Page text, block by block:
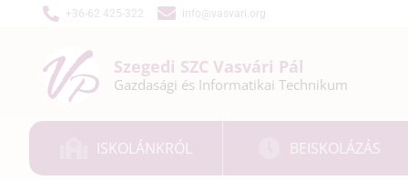
+36-62 425-322 info@vasvari.org
Szegedi SZC Vasvári Pál
Gazdasági és Informatikai Technikum
ISKOLÁNKRÓL BEISKOLÁZÁS